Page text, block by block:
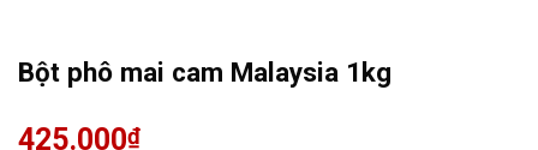
Bột phô mai cam Malaysia 1kg
425.000₫